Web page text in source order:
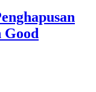
Good